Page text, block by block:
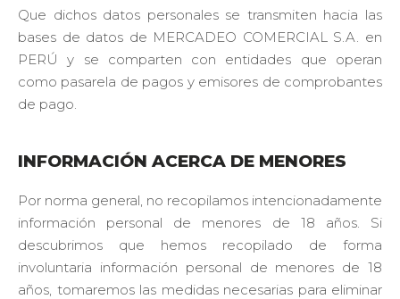
Que dichos datos personales se transmiten hacia las
bases de datos de MERCADEO COMERCIAL S.A. en
PERÚ y se comparten con entidades que operan
como pasarela de pagos y emisores de comprobantes
de pago.
INFORMACIÓN ACERCA DE MENORES
Por norma general, no recopilamos intencionadamente
información personal de menores de 18 años. Si
descubrimos que hemos recopilado de forma
involuntaria información personal de menores de 18
años, tomaremos las medidas necesarias para eliminar